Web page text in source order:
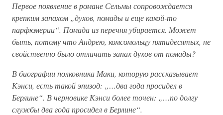
Первое появление в романе Сельмы сопровождается
крепким запахом „духов, помады и еще какой-то
парфюмерии“. Помада из перечня убирается. Может
быть, потому что Андрею, комсомольцу пятидесятых, не
свойственно было отличать запах духов от помады?
В биографии полковника Маки, которую рассказывает
Кэнси, есть такой эпизод: „…два года просидел в
Берлине“. В черновике Кэнси более точен: „…по долгу
службы два года просидел в Берлине“.